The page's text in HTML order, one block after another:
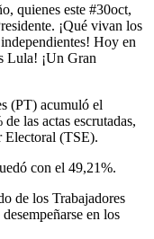
quienes este #30oct,
¡Qué vivan los
Hoy en
Lula! ¡Un Gran
(PT) acumuló el
las actas escrutadas,
Electoral (TSE).
con el 49,21%.
de los Trabajadores
en los